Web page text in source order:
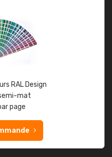
RAL Design
mat
page